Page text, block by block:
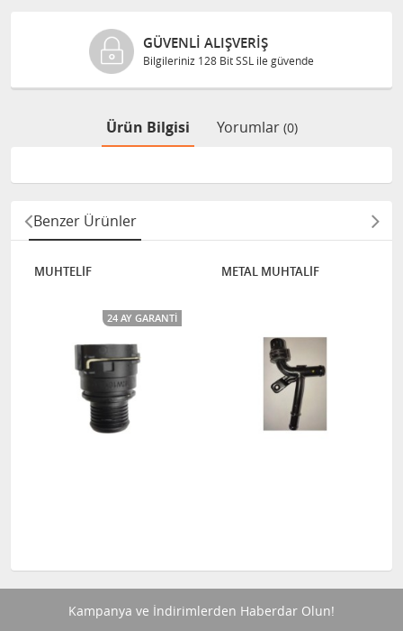
GÜVENLI ALIŞVERIŞ
Bilgileriniz 128 Bit SSL ile güvende
Ürün Bilgisi Yorumlar (0)
Benzer Ürünler
MUHTELİF
24 AY GARANTI
METAL MUHTALİF
Kampanya ve İndirimlerden Haberdar Olun!